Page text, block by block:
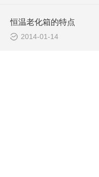
恒温老化箱的特点
2014-01-14